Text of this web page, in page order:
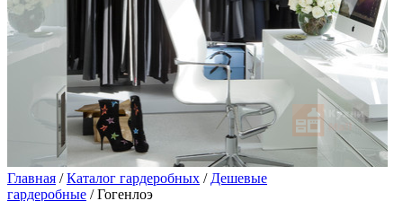
Главная /Каталог гардеробных / Дешевые
гардеробные / Гогенлоэ